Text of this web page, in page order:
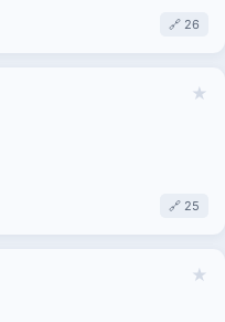
🔗 26
★
🔗 25
★